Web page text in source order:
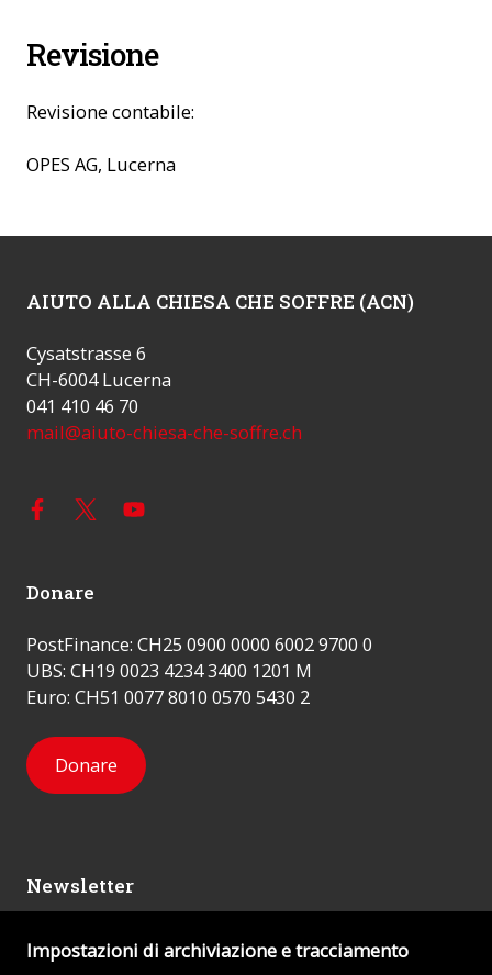
Revisione
Revisione contabile:
OPES AG, Lucerna
AIUTO ALLA CHIESA CHE SOFFRE (ACN)
Cysatstrasse 6
CH-6004 Lucerna
041 410 46 70
mail@aiuto-chiesa-che-soffre.ch
Donare
PostFinance: CH25 0900 0000 6002 9700 0
UBS: CH19 0023 4234 3400 1201 M
Euro: CH51 0077 8010 0570 5430 2
Donare
Newsletter
Mi iscrivo
Impostazioni di archiviazione e tracciamento